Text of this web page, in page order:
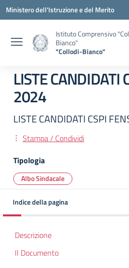
Vai ai contenuti
Vai al menu di navigazione
Vai al footer
Ministero dell'Istruzione e del Merito
Istituto Comprensivo
Bianco"
"Collodi-Bianco"
LISTE CANDIDATI
2024
LISTE CANDIDATI CSPI
Stampa / Condividi
Tipologia
Albo Sindacale
Indice della pagina
Descrizione
Il Documento